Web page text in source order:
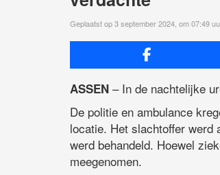
Geplaatst op 3 september 2024, om 07:49
ASSEN – In de nachtelijke
De politie en ambulance
locatie. Het slachtoffer werd
werd behandeld. Hoewel
meegenomen.